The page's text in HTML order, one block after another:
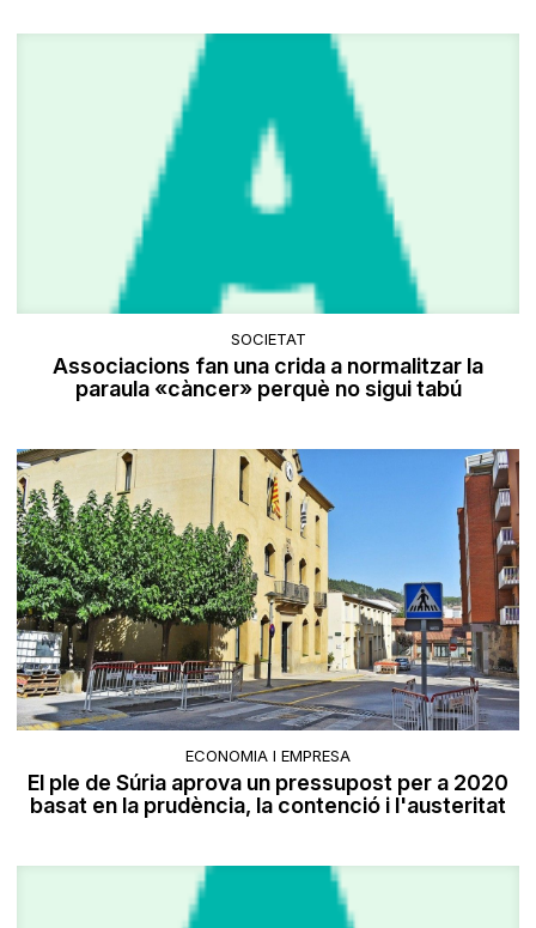
SOCIETAT
Associacions fan una crida a normalitzar la
paraula «càncer» perquè no sigui tabú
ECONOMIA I EMPRESA
El ple de Súria aprova un pressupost per a 2020
basat en la prudència, la contenció i l'austeritat